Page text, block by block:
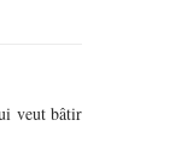
veut bâtir